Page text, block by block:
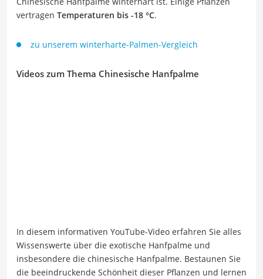
vertragen Temperaturen bis -18 °C.
zu unserem winterharte-Palmen-Vergleich
Videos zum Thema Chinesische Hanfpalme
In diesem informativen YouTube-Video erfahren Sie alles
Wissenswerte über die exotische Hanfpalme und
insbesondere die chinesische Hanfpalme. Bestaunen Sie
die beeindruckende Schönheit dieser Pflanzen und lernen